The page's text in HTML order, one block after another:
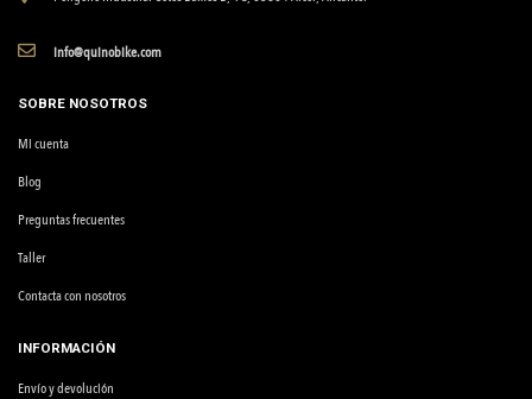
info@quinobike.com
SOBRE NOSOTROS
Mi cuenta
Blog
Preguntas frecuentes
Taller
Contacta con nosotros
INFORMACIÓN
Envío y devolución